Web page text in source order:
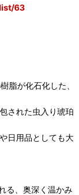
63
脂が化石化した、
された虫入り琥珀
日用品としても大
る、奥深く温かみ